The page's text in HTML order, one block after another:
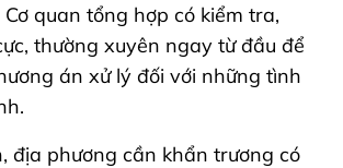
quan tổng hợp có kiểm tra,
thường xuyên ngay từ đầu để
án xử lý đối với những tình
địa phương cần khẩn trương có